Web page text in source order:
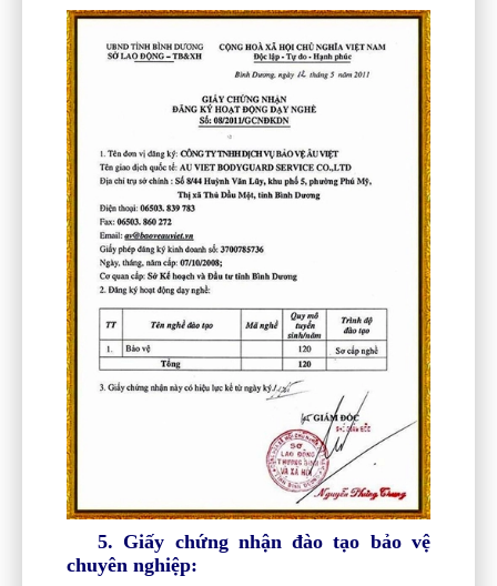
5. Giấy chứng nhận đào tạo bảo vệ
chuyên nghiệp: